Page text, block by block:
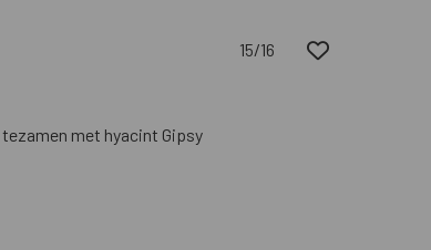
15/16
met hyacint Gipsy